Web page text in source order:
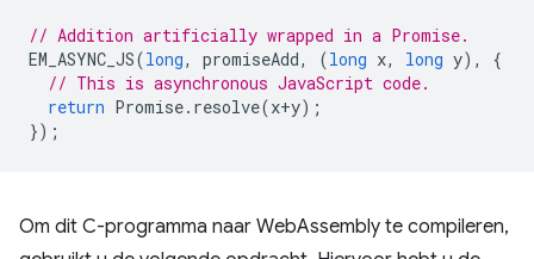
// Addition artificially wrapped in a Promise.
EM_ASYNC_JS(long, promiseAdd, (long x, long y),
{
// This is asynchronous JavaScript code.
return Promise. resolve(x+y);
});
Om dit C-programma naar WebAssembly te compileren,